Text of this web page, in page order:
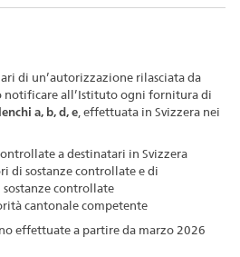
di un’autorizzazione rilasciata da
notificare all’Istituto ogni fornitura di
a, b, d, e , effettuata in Svizzera nei
a destinatari in Svizzera
di sostanze controllate e di
controllate
cantonale competente
effettuate a partire da marzo 2026